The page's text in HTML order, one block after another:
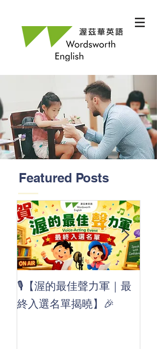
Featured Posts
🎙️【渥的最佳聲力軍｜最
終入選名單揭曉】🎉